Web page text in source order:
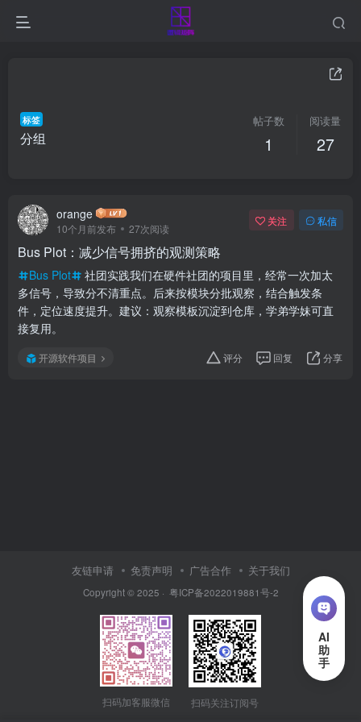
标签
分组
帖子数
1
阅读量
27
orange
10个月前发布 27次阅读
关注 私信
Bus Plot：减少信号拥挤的观测策略
Bus Plot
社团实践我们在硬件社团的项目里，经常一次加太
多信号，导致分不清重点。后来按模块分批观察，结合触发条
件，定位速度提升。建议：观察模板沉淀到仓库，学弟学妹可直
接复用。
开源软件项目 评分 回复 分享
友链申请 免责声明 广告合作 关于我们
Copyright © 2025 · 粤ICP备2022019881号-2
扫码加客服微信 扫码关注订阅号